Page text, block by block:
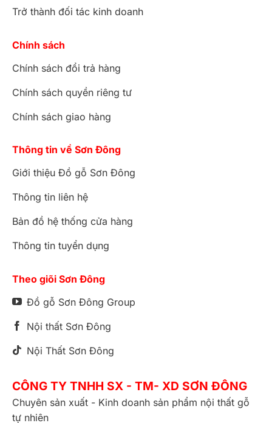
Trở thành đối tác kinh doanh
Chính sách
Chính sách đổi trả hàng
Chính sách quyền riêng tư
Chính sách giao hàng
Thông tin về Sơn Đông
Giới thiệu Đồ gỗ Sơn Đông
Thông tin liên hệ
Bản đồ hệ thống cửa hàng
Thông tin tuyển dụng
Theo giõi Sơn Đông
Đồ gỗ Sơn Đông Group
Nội thất Sơn Đông
Nội Thất Sơn Đông
CÔNG TY TNHH SX - TM- XD SƠN ĐÔNG
Chuyên sản xuất - Kinh doanh sản phẩm nội thất gỗ
tự nhiên